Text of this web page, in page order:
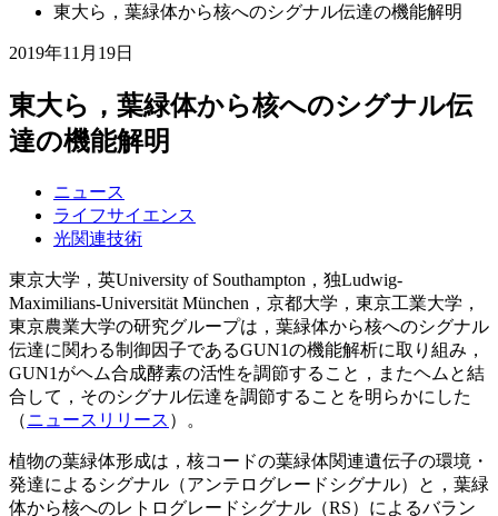
東大ら，葉緑体から核へのシグナル伝達の機能解明
2019年11月19日
東大ら，葉緑体から核へのシグナル伝
達の機能解明
ニュース
ライフサイエンス
光関連技術
東京大学，英University of Southampton，独Ludwig-
Maximilians-Universität München，京都大学，東京工業大学，
東京農業大学の研究グループは，葉緑体から核へのシグナル
伝達に関わる制御因子であるGUN1の機能解析に取り組み，
GUN1がヘム合成酵素の活性を調節すること，またヘムと結
合して，そのシグナル伝達を調節することを明らかにした
（ニュースリリース ）。
植物の葉緑体形成は，核コードの葉緑体関連遺伝子の環境・
発達によるシグナル（アンテログレードシグナル）と，葉緑
体から核へのレトログレードシグナル（RS）によるバラン